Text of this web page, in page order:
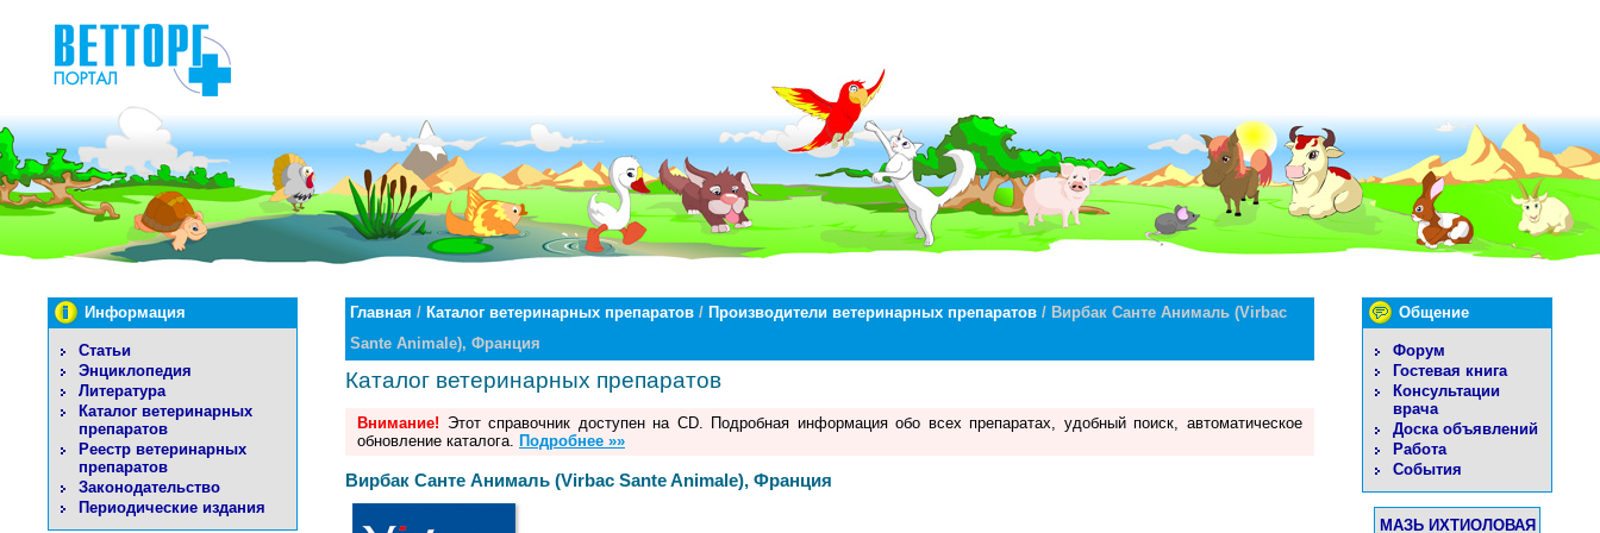
Информация
Статьи
Энциклопедия
Литература
Каталог ветеринарных
препаратов
Реестр ветеринарных
препаратов
Законодательство
Периодические издания
Общение
Форум
Гостевая книга
Консультации
врача
Доска объявлений
Работа
События
МАЗЬ ИХТИОЛОВАЯ
Главная / Каталог ветеринарных препаратов / Производители ветеринарных препаратов / Вирбак Санте Анималь (Virbac
Sante Animale), Франция
Каталог ветеринарных препаратов
Внимание! Этот справочник доступен на CD. Подробная информация обо всех препаратах, удобный поиск, автоматическое
обновление каталога. Подробнее »»
Вирбак Санте Анималь (Virbac Sante Animale), Франция